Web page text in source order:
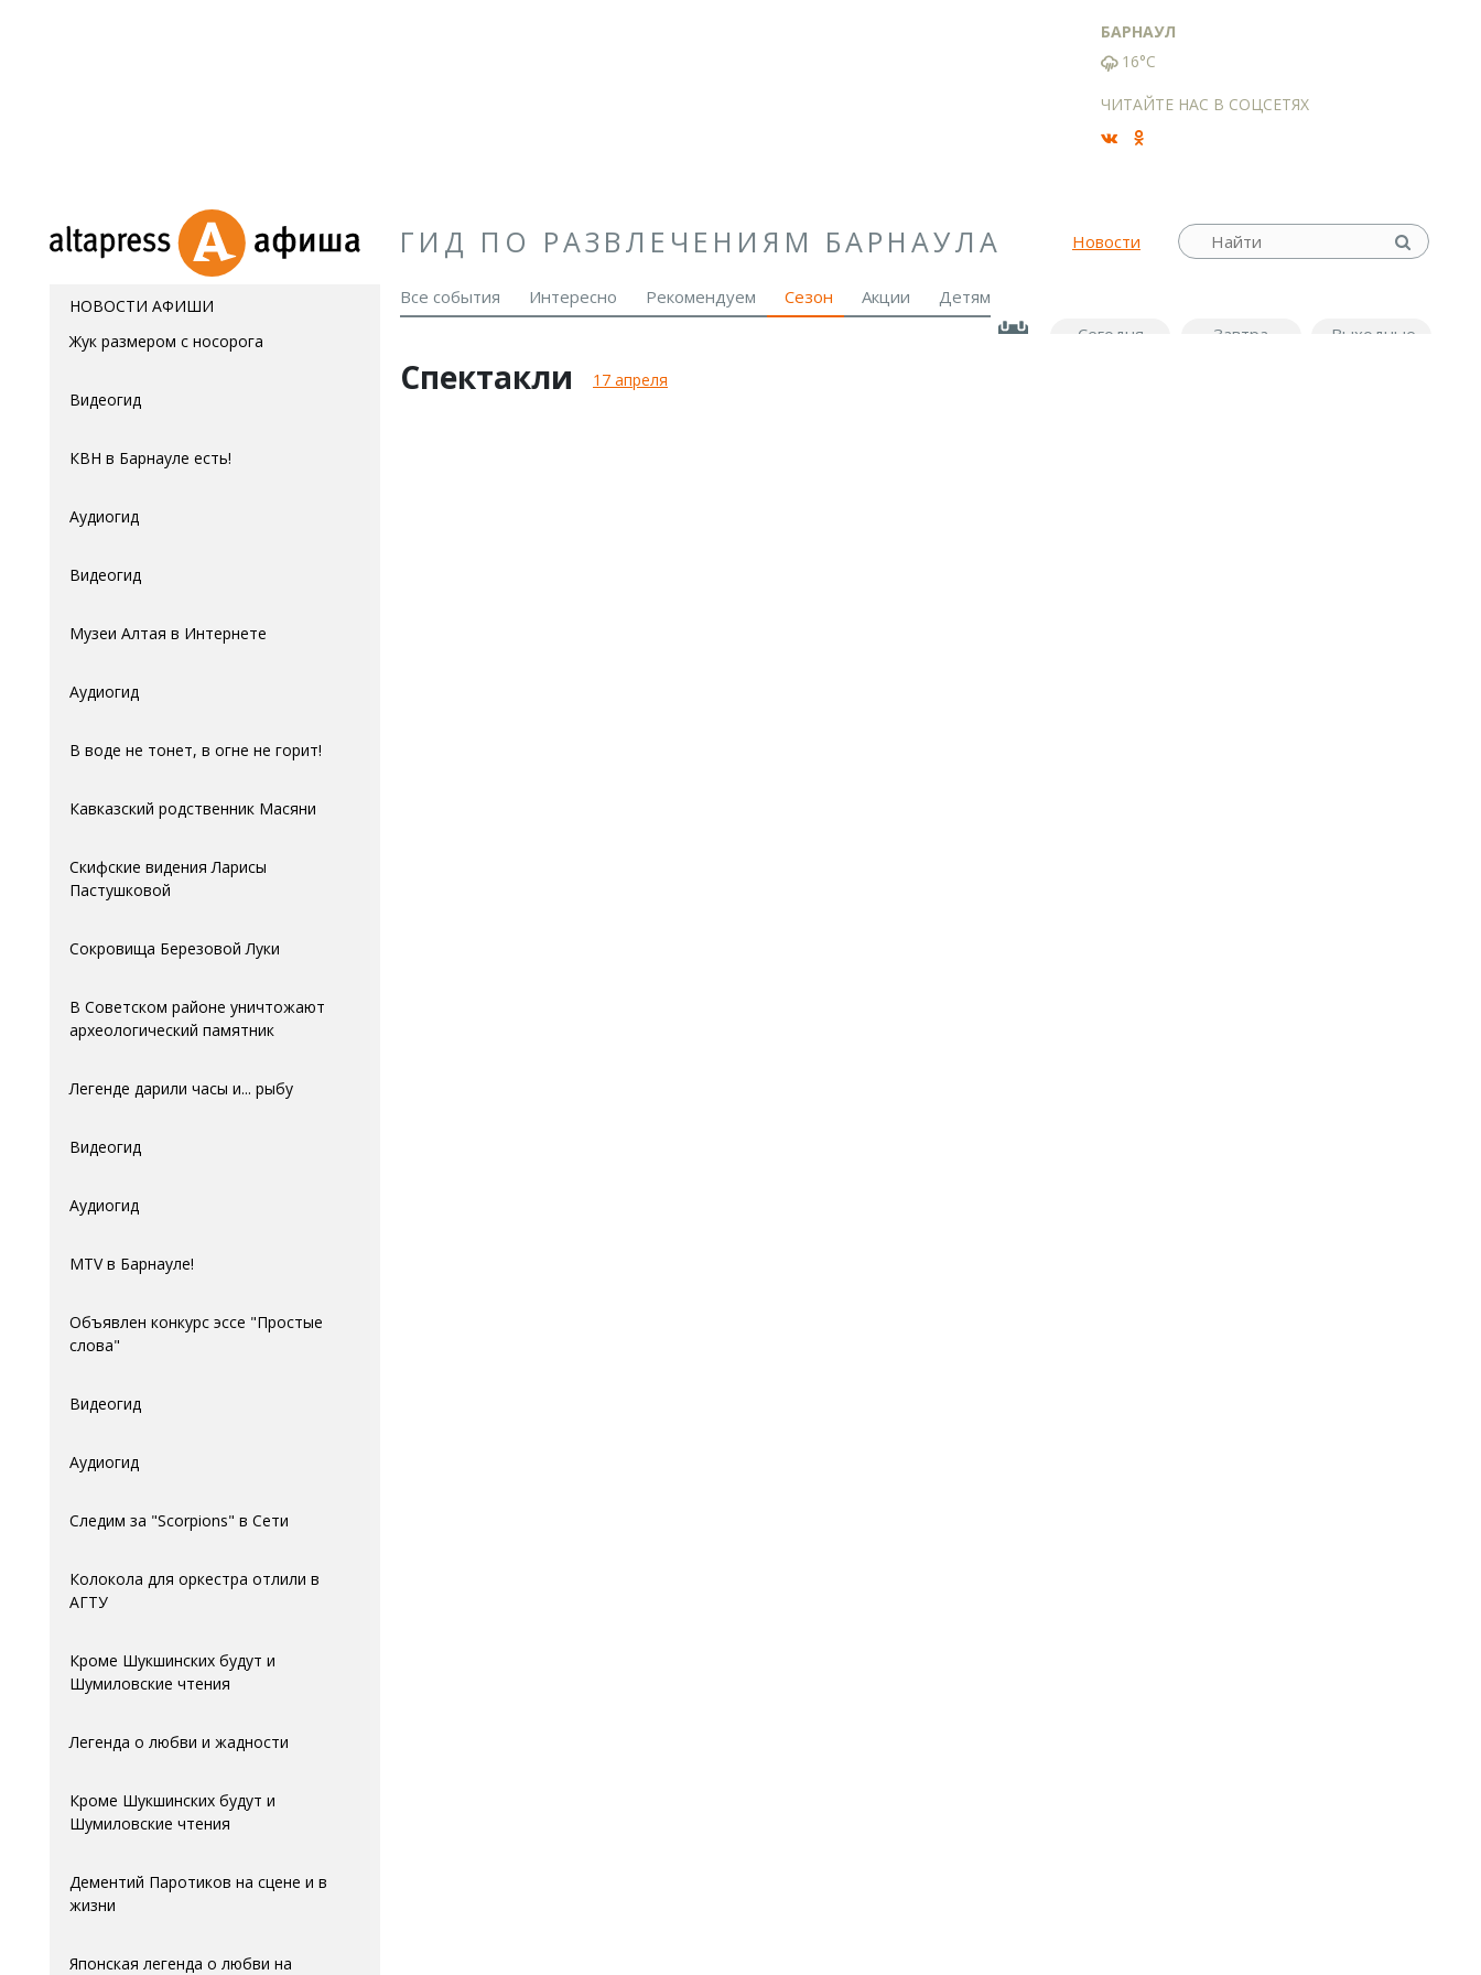
БАРНАУЛ
16°C
ЧИТАЙТЕ НАС В СОЦСЕТЯХ
ГИД ПО РАЗВЛЕЧЕНИЯМ БАРНАУЛА Новости
НОВОСТИ АФИШИ Все события Интересно Рекомендуем Сезон Акции
Детям
Сегодня
Завтра Выходные
Жук размером с носорога
Видеогид
КВН в Барнауле есть!
Аудиогид
Видеогид
Музеи Алтая в Интернете
Аудиогид
В воде не тонет, в огне не горит!
Кавказский родственник Масяни
Скифские видения Ларисы
Пастушковой
Сокровища Березовой Луки
В Советском районе уничтожают
археологический памятник
Легенде дарили часы и... рыбу
Видеогид
Аудиогид
MTV в Барнауле!
Объявлен конкурс эссе "Простые
слова"
Видеогид
Аудиогид
Следим за "Scorpions" в Сети
Колокола для оркестра отлили в
АГTУ
Кроме Шукшинских будут и
Шумиловские чтения
Легенда о любви и жадности
Кроме Шукшинских будут и
Шумиловские чтения
Дементий Паротиков на сцене и в
жизни
Японская легенда о любви на
Спектакли 17 апреля